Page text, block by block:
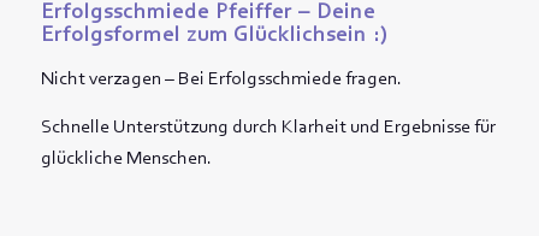
Erfolgsschmiede Pfeiffer – Deine
Erfolgsformel zum Glücklichsein :)
Nicht verzagen – Bei Erfolgsschmiede fragen.
Schnelle Unterstützung durch Klarheit und Ergebnisse für
glückliche Menschen.